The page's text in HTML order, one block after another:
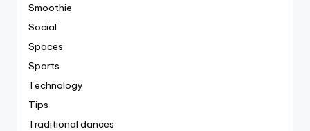
Smoothie
Social
Spaces
Sports
Technology
Tips
Traditional dances